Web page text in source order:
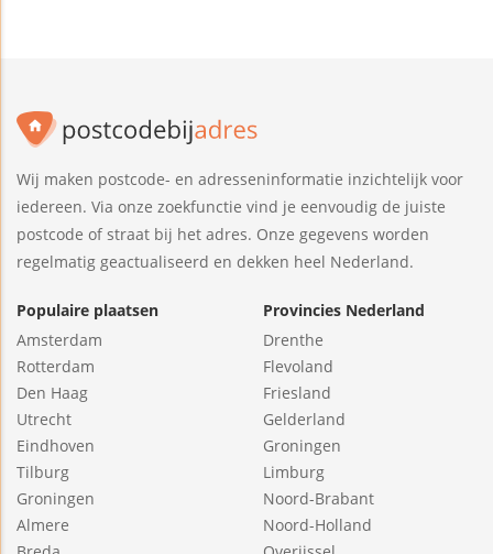
Wij maken postcode- en adresseninformatie inzichtelijk voor
iedereen. Via onze zoekfunctie vind je eenvoudig de juiste
postcode of straat bij het adres. Onze gegevens worden
regelmatig geactualiseerd en dekken heel Nederland.
Populaire plaatsen
Amsterdam
Rotterdam
Den Haag
Utrecht
Eindhoven
Tilburg
Groningen
Almere
Provincies Nederland
Drenthe
Flevoland
Friesland
Gelderland
Groningen
Limburg
Noord-Brabant
Noord-Holland